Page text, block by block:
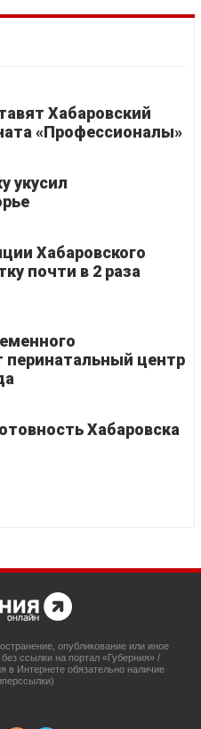
Хабаровский
«Профессионалы»
укусил
Хабаровского
почти в 2 раза
перинатальный центр
Хабаровска
опубликование или иное
ссылки на портал «Губерния» /
в Интернете обязательно наличие